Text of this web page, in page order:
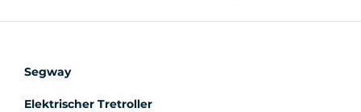
Segway
Elektrischer Tretroller